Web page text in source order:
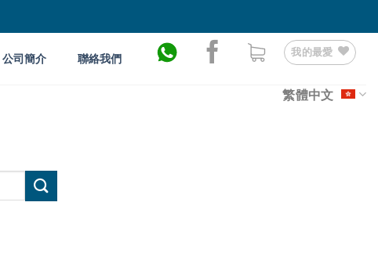
公司簡介 聯絡我們 我的最愛
繁體中文